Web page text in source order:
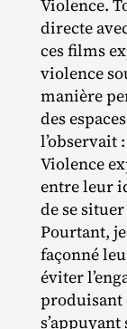
Violence.
directe
ces films
violence
manière
des
l’observait
Violence
entre leur
de se
Pourtant,
façonné
éviter
produisant